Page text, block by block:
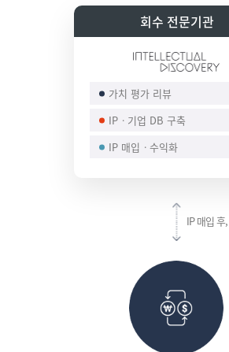
회수 전문기관
가치 평가 리뷰
IPㆍ기업 DB 구축
IP 매입ㆍ수익화
IP 매입 후,